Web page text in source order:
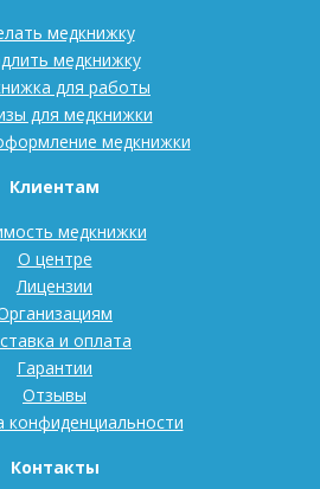
медкнижку
медкнижку
для работы
для медкнижки
медкнижки
Клиентам
медкнижки
О центре
Лицензии
и оплата
Гарантии
Отзывы
конфиденциальности
Контакты